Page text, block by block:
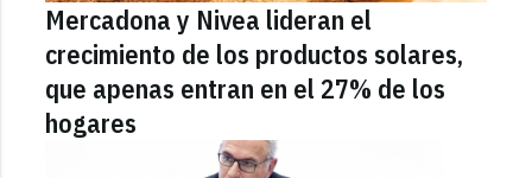
Mercadona y Nivea lideran el
crecimiento de los productos solares,
que apenas entran en el 27% de los
hogares